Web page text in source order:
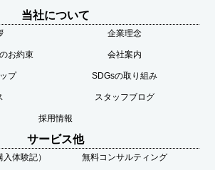
当社について
企業理念
お約束 会社案内
プ SDGsの取り組み
スタッフブログ
採用情報
サービス他
体験記） 無料コンサルティング